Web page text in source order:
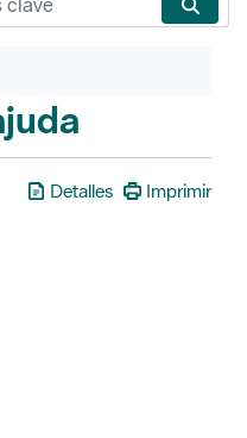
Detalles
Imprimir